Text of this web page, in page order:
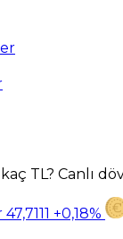
TL? Canlı
47,7111 +0,18%